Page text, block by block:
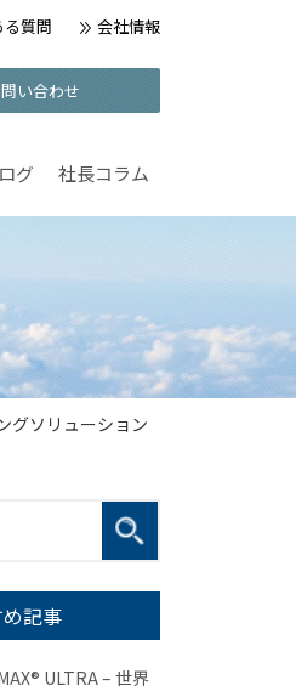
る質問 会社情報
い合わせ
グ 社長コラム
グソリューション
記事
ULTRA – 世界